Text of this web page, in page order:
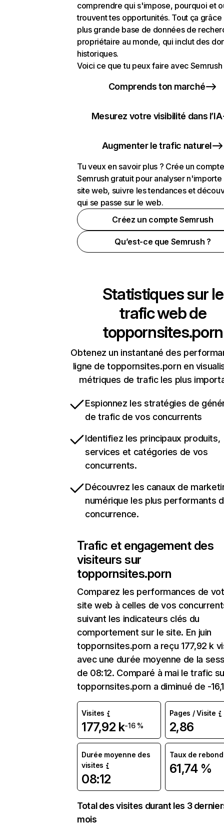
comprendre qui s'impose, pourquoi et
trouvent tes opportunités. Tout ça grâce
plus grande base de données de
propriétaire au monde, qui inclut des
historiques.
Voici ce que tu peux faire avec Semrush
Comprends ton marché
Mesurez votre visibilité dans l’IA
Augmenter le trafic naturel
Tu veux en savoir plus ? Crée un compte
Semrush gratuit pour analyser n'importe
site web, suivre les tendances et
qui se passe sur le web.
Créez un compte Semrush
Qu’est-ce que Semrush ?
Statistiques sur le
trafic web de
toppornsites.porn
Obtenez un instantané des
ligne de toppornsites.porn en
métriques de trafic les plus
Espionnez les stratégies de
de trafic de vos concurrents
Identifiez les principaux produits,
services et catégories de vos
concurrents.
Découvrez les canaux de
numérique les plus performants
concurrence.
Trafic et engagement des
visiteurs sur
toppornsites.porn
Comparez les performances de
site web à celles de vos
suivant les indicateurs clés du
comportement sur le site. En juin
toppornsites.porn a reçu 177,92 k
avec une durée moyenne de la
de 08:12. Comparé à mai le trafic
toppornsites.porn a diminué de -
Visites
177,92 k-16 %
Pages / Visite
2,86
Durée moyenne des
visites
08:12
Taux de rebond
61,74 %
Total des visites durant les 3
mois